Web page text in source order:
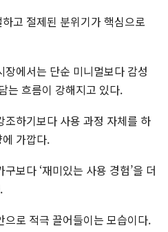
고 절제된 분위기가 핵심으로
에서는 단순 미니멀보다 감성
는 흐름이 강해지고 있다.
하기보다 사용 과정 자체를 하
가깝다.
보다 ‘재미있는 사용 경험’을 더
로 적극 끌어들이는 모습이다.